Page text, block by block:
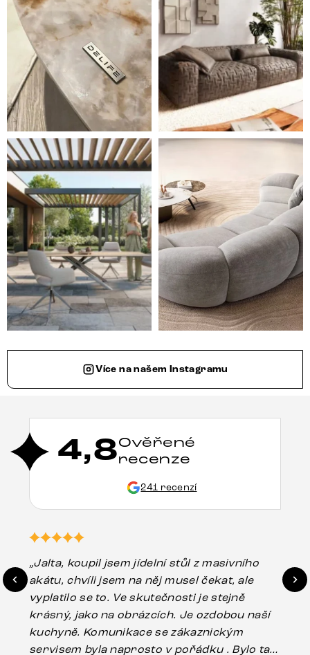
Styl, odolnost a společné chvíle pod širým nebem.
Ne každá pohovka je jen
Více na našem Instagramu
4,8Ověřené
recenze
241 recenzí
„Jalta, koupil jsem jídelní stůl z masivního
akátu, chvíli jsem na něj musel čekat, ale
vyplatilo se to. Ve skutečnosti je stejně
krásný, jako na obrázcích. Je ozdobou naší
kuchyně. Komunikace se zákaznickým
servisem byla naprosto v pořádku . Bylo tam